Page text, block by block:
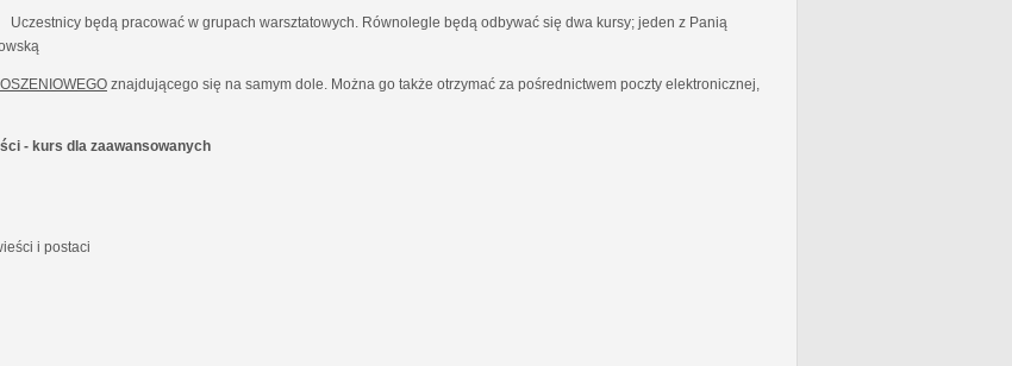
Uczestnicy będą pracować w grupach warsztatowych. Równolegle będą odbywać się dwa kursy; jeden z Panią
znajdującego się na samym dole. Można go także otrzymać za pośrednictwem poczty elektronicznej,
- kurs dla zaawansowanych
i postaci